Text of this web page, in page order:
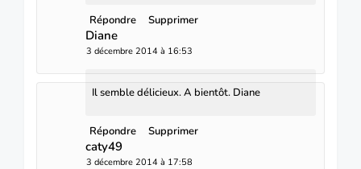
Répondre Supprimer
Diane
3 décembre 2014 à 16:53
Il semble délicieux. A bientôt. Diane
Répondre Supprimer
caty49
3 décembre 2014 à 17:58